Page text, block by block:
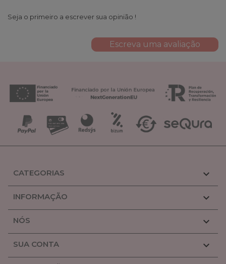
Seja o primeiro a escrever sua opinião !
Escreva uma avaliação
CATEGORIAS 
INFORMAÇÃO 
NÓS 
SUA CONTA 